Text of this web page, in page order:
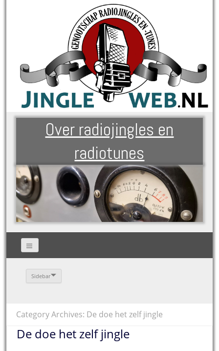
Over radiojingles en
radiotunes
Sidebar
Category Archives: De doe het zelf jingle
De doe het zelf jingle